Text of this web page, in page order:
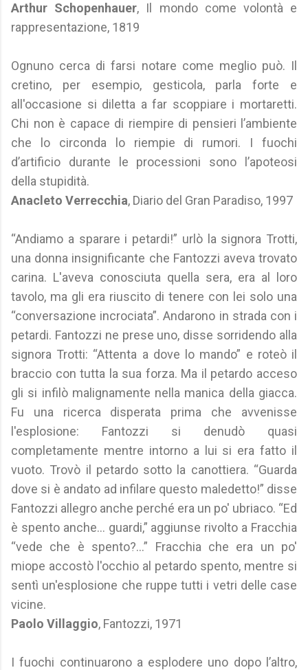
Arthur Schopenhauer, Il mondo come volontà e
rappresentazione, 1819
Ognuno cerca di farsi notare come meglio può. Il
cretino, per esempio, gesticola, parla forte e
all'occasione si diletta a far scoppiare i mortaretti.
Chi non è capace di riempire di pensieri l’ambiente
che lo circonda lo riempie di rumori. I fuochi
d’artificio durante le processioni sono l’apoteosi
della stupidità.
Anacleto Verrecchia, Diario del Gran Paradiso, 1997
“Andiamo a sparare i petardi!” urlò la signora Trotti,
una donna insignificante che Fantozzi aveva trovato
carina. L'aveva conosciuta quella sera, era al loro
tavolo, ma gli era riuscito di tenere con lei solo una
“conversazione incrociata”. Andarono in strada con i
petardi. Fantozzi ne prese uno, disse sorridendo alla
signora Trotti: “Attenta a dove lo mando” e roteò il
braccio con tutta la sua forza. Ma il petardo acceso
gli si infilò malignamente nella manica della giacca.
Fu una ricerca disperata prima che avvenisse
l'esplosione: Fantozzi si denudò quasi
completamente mentre intorno a lui si era fatto il
vuoto. Trovò il petardo sotto la canottiera. “Guarda
dove si è andato ad infilare questo maledetto!” disse
Fantozzi allegro anche perché era un po' ubriaco. “Ed
è spento anche... guardi,” aggiunse rivolto a Fracchia
“vede che è spento?...” Fracchia che era un po'
miope accostò l'occhio al petardo spento, mentre si
sentì un'esplosione che ruppe tutti i vetri delle case
vicine.
Paolo Villaggio, Fantozzi, 1971
I fuochi continuarono a esplodere uno dopo l’altro,